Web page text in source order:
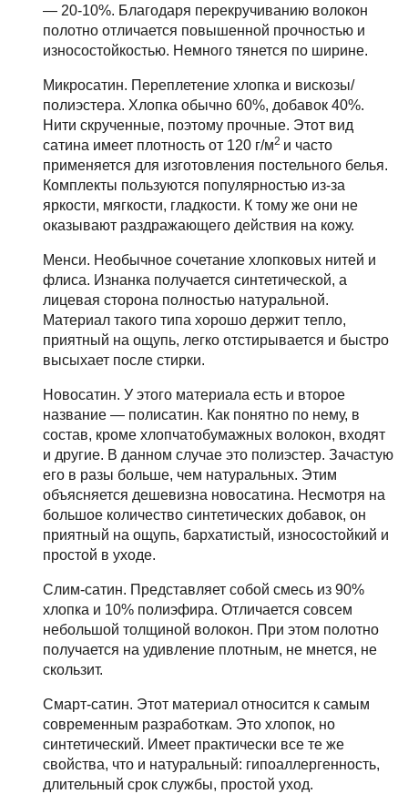
— 20-10%. Благодаря перекручиванию волокон
полотно отличается повышенной прочностью и
износостойкостью. Немного тянется по ширине.
Микросатин. Переплетение хлопка и вискозы/
полиэстера. Хлопка обычно 60%, добавок 40%.
Нити скрученные, поэтому прочные. Этот вид
сатина имеет плотность от 120 г/м2 и часто
применяется для изготовления постельного белья.
Комплекты пользуются популярностью из-за
яркости, мягкости, гладкости. К тому же они не
оказывают раздражающего действия на кожу.
Менси. Необычное сочетание хлопковых нитей и
флиса. Изнанка получается синтетической, а
лицевая сторона полностью натуральной.
Материал такого типа хорошо держит тепло,
приятный на ощупь, легко отстирывается и быстро
высыхает после стирки.
Новосатин. У этого материала есть и второе
название — полисатин. Как понятно по нему, в
состав, кроме хлопчатобумажных волокон, входят
и другие. В данном случае это полиэстер. Зачастую
его в разы больше, чем натуральных. Этим
объясняется дешевизна новосатина. Несмотря на
большое количество синтетических добавок, он
приятный на ощупь, бархатистый, износостойкий и
простой в уходе.
Слим-сатин. Представляет собой смесь из 90%
хлопка и 10% полиэфира. Отличается совсем
небольшой толщиной волокон. При этом полотно
получается на удивление плотным, не мнется, не
скользит.
Смарт-сатин. Этот материал относится к самым
современным разработкам. Это хлопок, но
синтетический. Имеет практически все те же
свойства, что и натуральный: гипоаллергенность,
длительный срок службы, простой уход.